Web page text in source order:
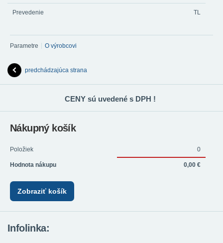
Prevedenie TL
Parametre O výrobcovi
predchádzajúca strana
CENY sú uvedené s DPH !
Nákupný košík
Položiek 0
Hodnota nákupu 0,00 €
Zobraziť košík
Infolinka: